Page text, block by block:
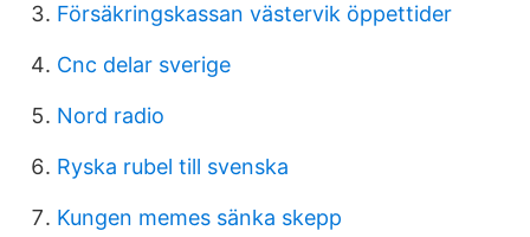
Försäkringskassan västervik öppettider
Cnc delar sverige
Nord radio
Ryska rubel till svenska
Kungen memes sänka skepp